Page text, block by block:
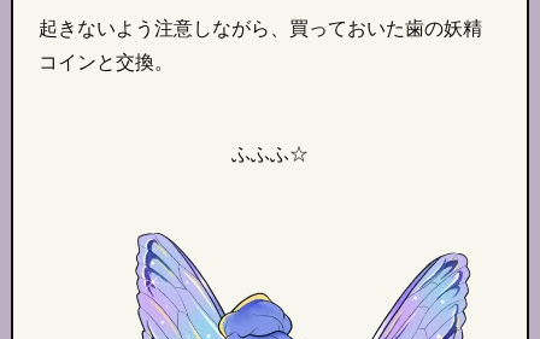
起きないよう注意しながら、買っておいた歯の妖精
コインと交換。
ふふふ☆